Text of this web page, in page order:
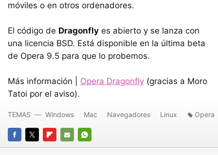
móviles o en otros ordenadores.
El código de Dragonfly es abierto y se lanza con
una licencia BSD. Está disponible en la última beta
de Opera 9.5 para que lo probemos.
Más información | Opera Dragonfly (gracias a Moro
Tatoi por el aviso).
FACEBOOK
TWITTERFLIPBOARD
E-
WHATSAPP
TEMAS Windows Mac Navegadores Linux Opera